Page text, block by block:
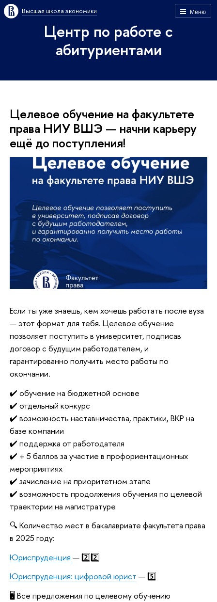
Меню
Высшая школа экономики
Центр по работе с
абитуриентами
Целевое обучение на факультете
права НИУ ВШЭ — начни карьеру
ещё до поступления!
Если ты уже знаешь, кем хочешь работать после вуза
— этот формат для тебя. Целевое обучение
позволяет поступить в университет, подписав
договор с будущим работодателем, и
гарантированно получить место работы по
окончании.
✔️ обучение на бюджетной основе
✔️ отдельный конкурс
✔️ возможность наставничества, практики, ВКР на
базе компании
✔️ поддержка от работодателя
✔️ + 5 баллов за участие в профориентационных
мероприятиях
✔️ зачисление на приоритетном этапе
✔️ возможность продолжения обучения по целевой
траектории на магистратуре
🔍 Количество мест в бакалавриате факультета права
в 2025 году:
Юриспруденция — 2️⃣2️⃣
Юриспруденция: цифровой юрист — 5️⃣
🖥 Все предложения по целевому обучению